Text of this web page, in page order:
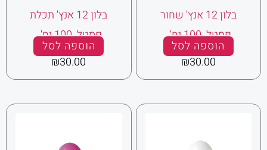
בלון 12 אנץ' שחור
פסטל 100 יח' .
הוספה לסל
₪30.00
בלון 12 אנץ' תכלת
פסטל 100 יח' .
הוספה לסל
₪30.00